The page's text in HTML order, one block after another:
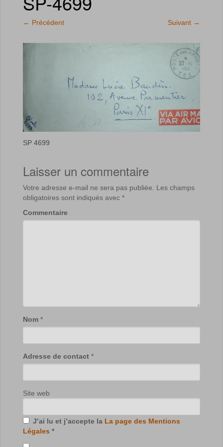
← Précédent Suivant →
SP 4699
Laisser un commentaire
Votre adresse e-mail ne sera pas publiée.
Les champs
obligatoires sont indiqués avec *
Commentaire
Nom *
Adresse de contact *
Site web
J’ai lu et j’accepte la La page des Mentions
Légales *